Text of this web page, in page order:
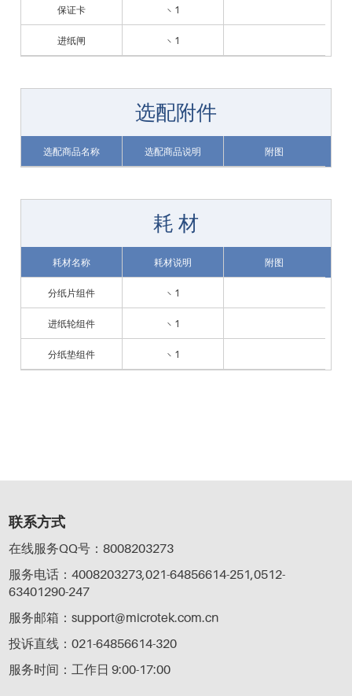
保证卡 × 1
进纸闸 × 1
选配附件
选配商品名称 选配商品说明 附图
耗 材
耗材名称 耗材说明 附图
分纸片组件 × 1
进纸轮组件 × 1
分纸垫组件 × 1
联系方式
在线服务QQ号：8008203273
服务电话：4008203273,021-64856614-251,0512-
63401290-247
服务邮箱：support@microtek.com.cn
投诉直线：021-64856614-320
服务时间：工作日 9:00-17:00